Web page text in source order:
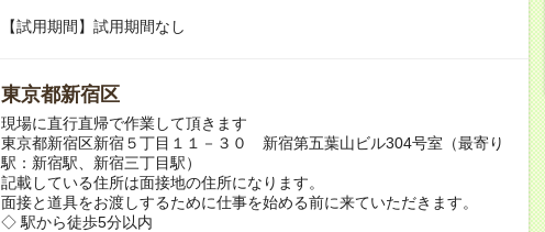
【試用期間】試用期間なし
東京都新宿区
現場に直行直帰で作業して頂きます
東京都新宿区新宿５丁目１１－３０ 新宿第五葉山ビル304号室（最寄り
駅：新宿駅、新宿三丁目駅）
記載している住所は面接地の住所になります。
面接と道具をお渡しするために仕事を始める前に来ていただきます。
◇ 駅から徒歩5分以内